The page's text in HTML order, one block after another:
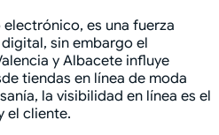
es una fuerza
sin embargo el
y Albacete influye
tiendas en línea de moda
la visibilidad en línea es el
el cliente.